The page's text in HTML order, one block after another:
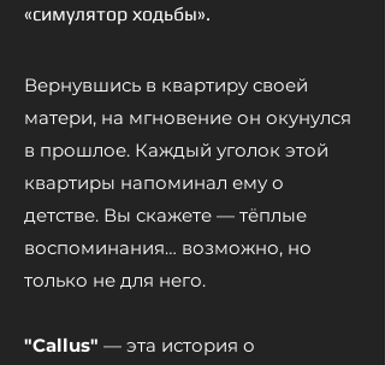
«симулятор ходьбы».
Вернувшись в квартиру своей
матери, на мгновение он окунулся
в прошлое. Каждый уголок этой
квартиры напоминал ему о
детстве. Вы скажете — тёплые
воспоминания… возможно, но
только не для него.
"Callus" — эта история о